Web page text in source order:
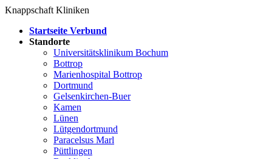
Knappschaft Kliniken
Startseite Verbund
Standorte
Universitätsklinikum Bochum
Bottrop
Marienhospital Bottrop
Dortmund
Gelsenkirchen-Buer
Kamen
Lünen
Lütgendortmund
Paracelsus Marl
Püttlingen